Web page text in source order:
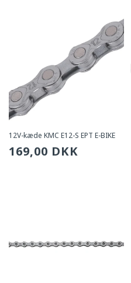
12V-kæde KMC E12-S EPT E-BIKE
Sædvanlig
169,00 DKK